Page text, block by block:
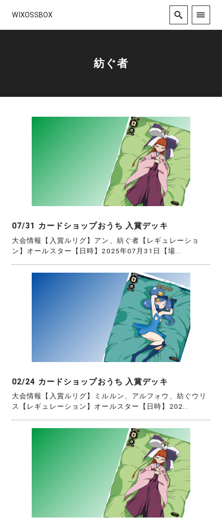
WIXOSSBOX
紡ぐ者
07/31 カードショップおうち 入賞デッキ
大会情報【入賞ルリグ】アン、紡ぐ者【レギュレーショ
ン】オールスター【日時】2025年07月31日【場...
02/24 カードショップおうち 入賞デッキ
大会情報【入賞ルリグ】ミルルン、アルフォウ、紡ぐウリ
ス【レギュレーション】オールスター【日時】202...